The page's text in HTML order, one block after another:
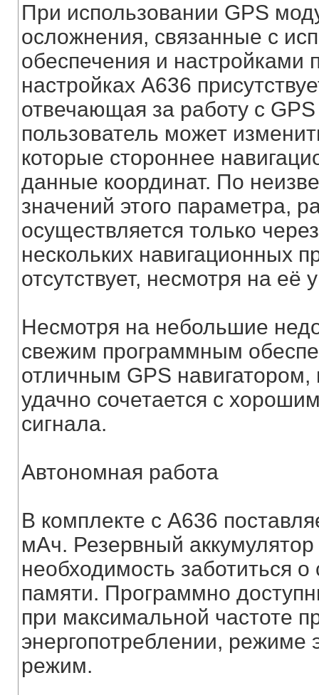
При использовании GPS
осложнения, связанные с
обеспечения и настройками
настройках А636
отвечающая за работу с
пользователь может
которые стороннее
данные координат. По
значений этого параметра,
осуществляется только
нескольких навигационных
отсутствует, несмотря на её
Несмотря на небольшие
свежим программным
отличным GPS навигатором,
удачно сочетается с
сигнала.
Автономная работа
В комплекте с А636
мАч. Резервный аккумулятор
необходимость заботиться
памяти. Программно
при максимальной частоте
энергопотреблении, режиме
режим.